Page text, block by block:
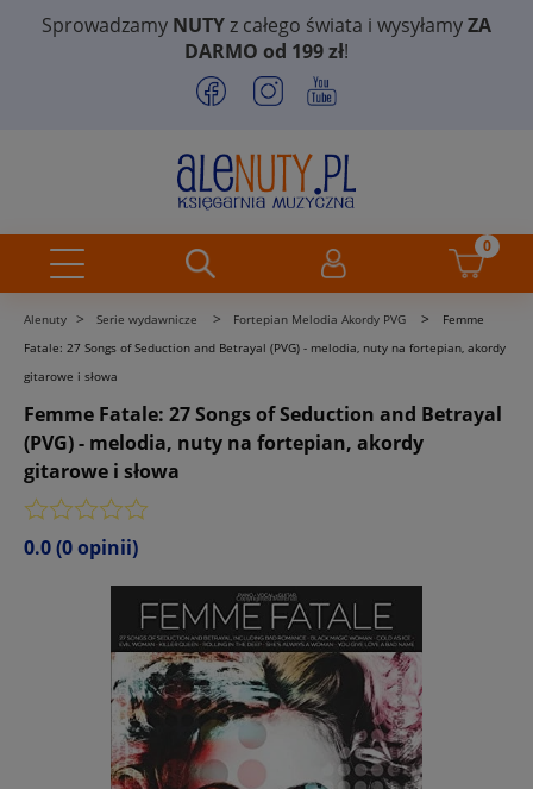
Sprowadzamy NUTYz całego świata i wysyłamyZA
DARMO od 199 zł!
Alenuty > Serie wydawnicze > Fortepian Melodia Akordy PVG >
Femme
Fatale: 27 Songs of Seduction and Betrayal (PVG) - melodia, nuty na fortepian, akordy
gitarowe i słowa
Femme Fatale: 27 Songs of Seduction and Betrayal
(PVG) - melodia, nuty na fortepian, akordy
gitarowe i słowa
0.0(0 opinii)